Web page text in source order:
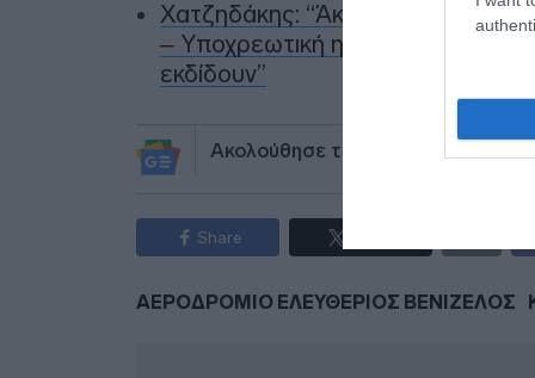
Χατζηδάκης: “Άκυρες από 1η
– Υποχρεωτική η δημοσίευσή
εκδίδουν”
Ακολούθησε το debater.gr στο
Share
ΑΕΡΟΔΡΟΜΙΟ ΕΛΕΥΘΕΡΙΟΣ ΒΕΝΙΖΕΛΟΣ